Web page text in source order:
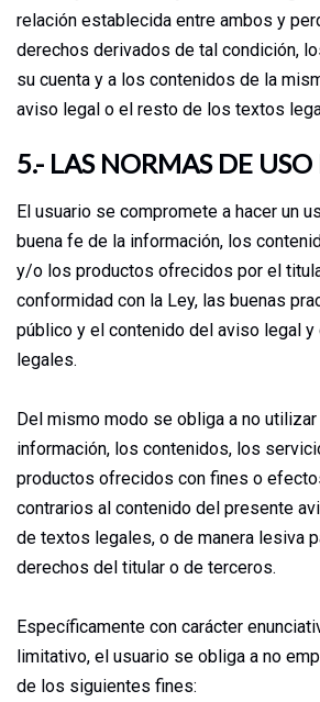
relación establecida entre ambos y
derechos derivados de tal condición,
su cuenta y a los contenidos de la
aviso legal o el resto de los textos
5.- LAS NORMAS DE
El usuario se compromete a hacer un
buena fe de la información, los
y/o los productos ofrecidos por el
conformidad con la Ley, las buenas
público y el contenido del aviso legal
legales.
Del mismo modo se obliga a no utilizar
información, los contenidos, los
productos ofrecidos con fines o
contrarios al contenido del presente
de textos legales, o de manera lesiva
derechos del titular o de terceros.
Específicamente con carácter
limitativo, el usuario se obliga a no
de los siguientes fines: